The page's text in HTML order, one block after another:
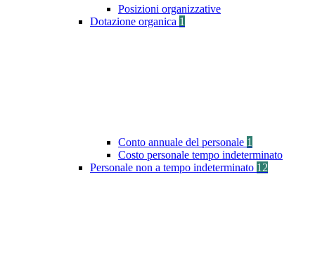
Posizioni organizzative
Dotazione organica 1
Conto annuale del personale 1
Costo personale tempo indeterminato
Personale non a tempo indeterminato 12